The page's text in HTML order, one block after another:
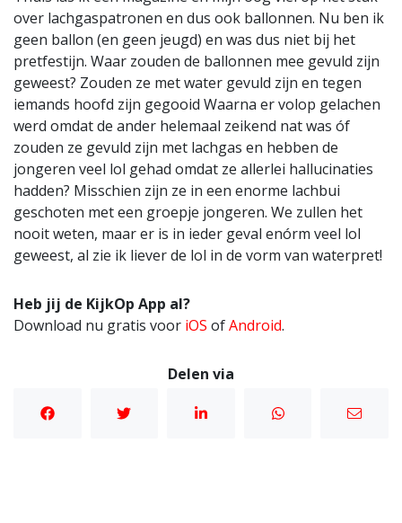
over lachgaspatronen en dus ook ballonnen. Nu ben ik
geen ballon (en geen jeugd) en was dus niet bij het
pretfestijn. Waar zouden de ballonnen mee gevuld zijn
geweest? Zouden ze met water gevuld zijn en tegen
iemands hoofd zijn gegooid Waarna er volop gelachen
werd omdat de ander helemaal zeikend nat was óf
zouden ze gevuld zijn met lachgas en hebben de
jongeren veel lol gehad omdat ze allerlei hallucinaties
hadden? Misschien zijn ze in een enorme lachbui
geschoten met een groepje jongeren. We zullen het
nooit weten, maar er is in ieder geval enórm veel lol
geweest, al zie ik liever de lol in de vorm van waterpret!
Heb jij de KijkOp App al?
Download nu gratis voor iOS ofAndroid.
Delen via